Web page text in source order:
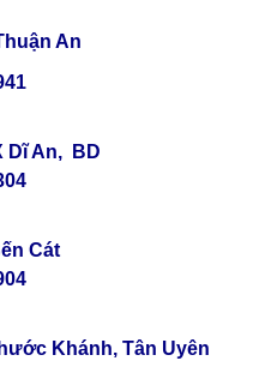
An
Dĩ An, BD
Cát
Khánh, Tân Uyên